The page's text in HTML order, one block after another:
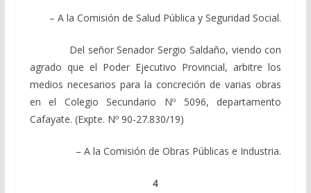
– A la Comisión de Salud Pública y Seguridad Social.
Del señor Senador Sergio Saldaño, viendo con
agrado que el Poder Ejecutivo Provincial, arbitre los
medios necesarios para la concreción de varias obras
en el Colegio Secundario Nº 5096, departamento
Cafayate. (Expte. Nº 90-27.830/19)
– A la Comisión de Obras Públicas e Industria.
4